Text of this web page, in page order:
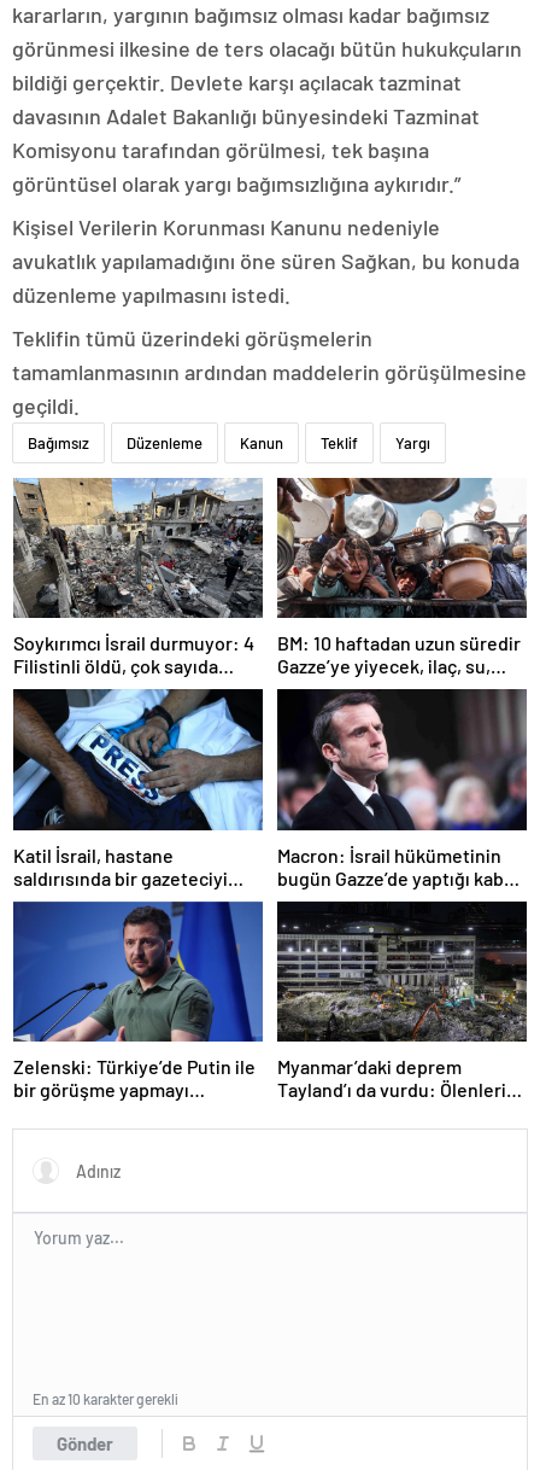
kararların, yargının bağımsız olması kadar bağımsız
görünmesi ilkesine de ters olacağı bütün hukukçuların
bildiği gerçektir. Devlete karşı açılacak tazminat
davasının Adalet Bakanlığı bünyesindeki Tazminat
Komisyonu tarafından görülmesi, tek başına
görüntüsel olarak yargı bağımsızlığına aykırıdır.”
Kişisel Verilerin Korunması Kanunu nedeniyle
avukatlık yapılamadığını öne süren Sağkan, bu konuda
düzenleme yapılmasını istedi.
Teklifin tümü üzerindeki görüşmelerin
tamamlanmasının ardından maddelerin görüşülmesine
geçildi.
Bağımsız Düzenleme Kanun Teklif Yargı
Soykırımcı İsrail durmuyor: 4
Filistinli öldü, çok sayıda
yaralı var
BM: 10 haftadan uzun süredir
Gazze’ye yiyecek, ilaç, su,
çadır girmedi
Katil İsrail, hastane
saldırısında bir gazeteciyi
öldürdüğünü itiraf etti
Macron: İsrail hükümetinin
bugün Gazze’de yaptığı kabul
edilemez
Zelenski: Türkiye’de Putin ile
bir görüşme yapmayı
Myanmar’daki deprem
Tayland’ı da vurdu: Ölenlerin
Gönder
En az 10 karakter gerekli